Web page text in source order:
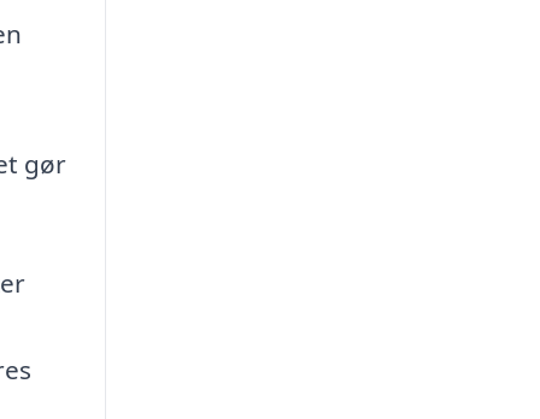
gør